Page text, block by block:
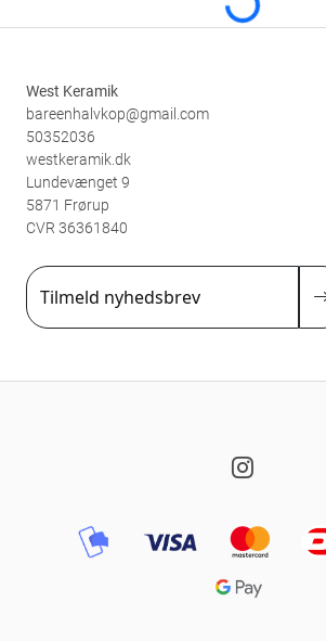
West Keramik
bareenhalvkop@gmail.com
50352036
westkeramik.dk
Lundevænget 9
5871 Frørup
CVR 36361840
Tilmeld nyhedsbrev